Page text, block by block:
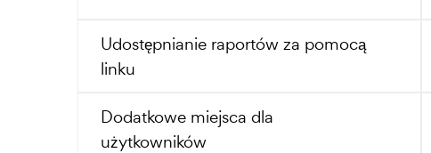
Udostępnianie raportów za pomocą
linku
Dodatkowe miejsca dla
użytkowników